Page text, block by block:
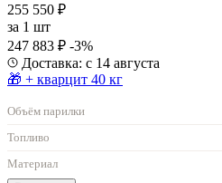
255 550 ₽
за 1 шт
247 883 ₽ -3%
Доставка: с 14 августа
🎁 + кварцит 40 кг
Объём парилки
Топливо
Материал